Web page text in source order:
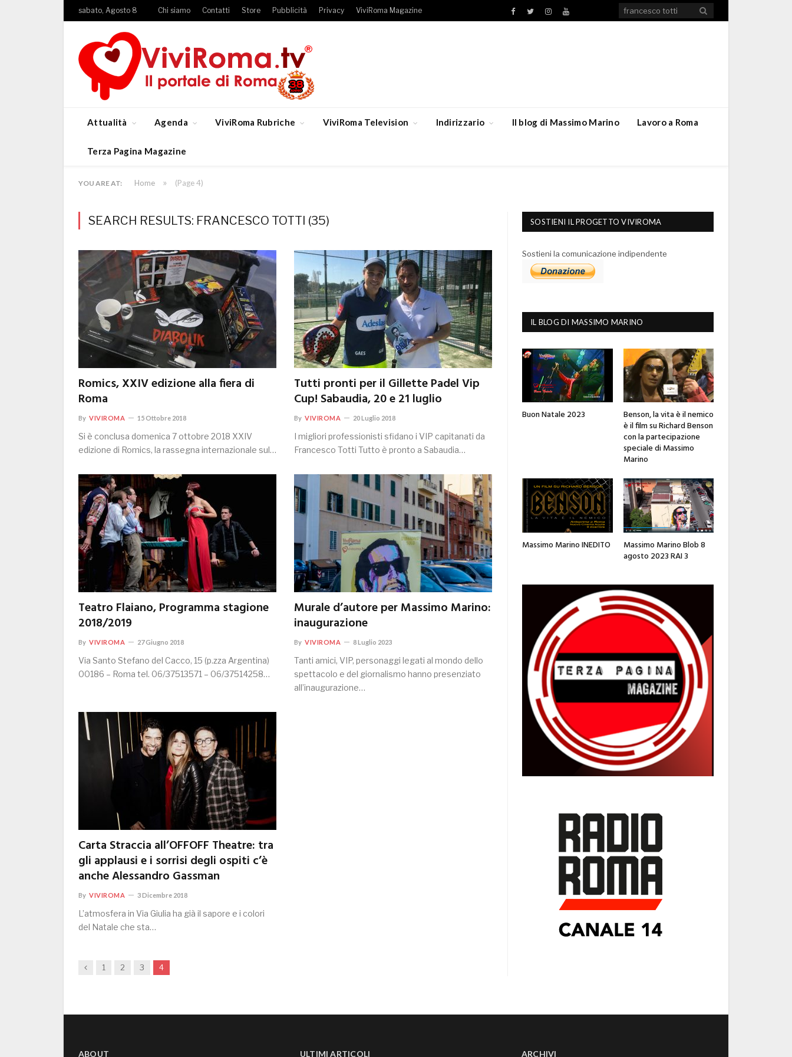
sabato, Agosto 8 Chi siamo Contatti Store Pubblicità Privacy ViviRoma Magazine Facebook
TwitterInstagramYouTube
Attualità Agenda ViviRoma Rubriche ViviRoma Television Indirizzario Il blog di Massimo Marino Lavoro a Roma
Terza Pagina Magazine
YOU ARE AT: Home » (Page 4)
SEARCH RESULTS: FRANCESCO TOTTI (35)
Romics, XXIV edizione alla fiera di
Roma
By VIVIROMA 15 Ottobre 2018
Si è conclusa domenica 7 ottobre 2018 XXIV
edizione di Romics, la rassegna internazionale sul…
Tutti pronti per il Gillette Padel Vip
Cup! Sabaudia, 20 e 21 luglio
By VIVIROMA 20 Luglio 2018
I migliori professionisti sfidano i VIP capitanati da
Francesco Totti Tutto è pronto a Sabaudia…
Teatro Flaiano, Programma stagione
2018/2019
By VIVIROMA 27 Giugno 2018
Via Santo Stefano del Cacco, 15 (p.zza Argentina)
00186 – Roma tel. 06/37513571 – 06/37514258…
Murale d’autore per Massimo Marino:
inaugurazione
By VIVIROMA 8 Luglio 2023
Tanti amici, VIP, personaggi legati al mondo dello
spettacolo e del giornalismo hanno presenziato
all’inaugurazione…
Carta Straccia all’OFFOFF Theatre: tra
gli applausi e i sorrisi degli ospiti c’è
anche Alessandro Gassman
By VIVIROMA 3 Dicembre 2018
L’atmosfera in Via Giulia ha già il sapore e i colori
del Natale che sta…
Previous
1 2 3 4
SOSTIENI IL PROGETTO VIVIROMA
Sostieni la comunicazione indipendente
IL BLOG DI MASSIMO MARINO
Buon Natale 2023
Benson, la vita è il nemico
è il film su Richard Benson
con la partecipazione
speciale di Massimo
Marino
Massimo Marino INEDITO
Massimo Marino Blob 8
agosto 2023 RAI 3
ABOUT ULTIMI ARTICOLI ARCHIVI